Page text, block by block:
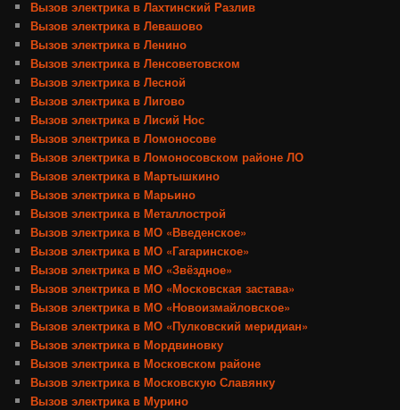
Вызов электрика в Лахтинский Разлив
Вызов электрика в Левашово
Вызов электрика в Ленино
Вызов электрика в Ленсоветовском
Вызов электрика в Лесной
Вызов электрика в Лигово
Вызов электрика в Лисий Нос
Вызов электрика в Ломоносове
Вызов электрика в Ломоносовском районе ЛО
Вызов электрика в Мартышкино
Вызов электрика в Марьино
Вызов электрика в Металлострой
Вызов электрика в МО «Введенское»
Вызов электрика в МО «Гагаринское»
Вызов электрика в МО «Звёздное»
Вызов электрика в МО «Московская застава»
Вызов электрика в МО «Новоизмайловское»
Вызов электрика в МО «Пулковский меридиан»
Вызов электрика в Мордвиновку
Вызов электрика в Московском районе
Вызов электрика в Московскую Славянку
Вызов электрика в Мурино